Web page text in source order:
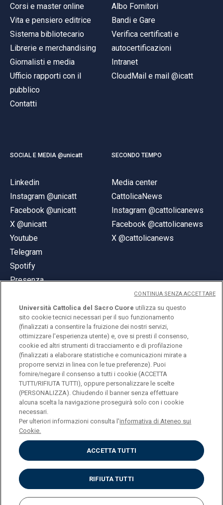
Corsi e master online
Vita e pensiero editrice
Sistema bibliotecario
Librerie e merchandising
Giornalisti e media
Ufficio rapporti con il
pubblico
Contatti
Albo Fornitori
Bandi e Gare
Verifica certificati e
autocertificazioni
Intranet
CloudMail e mail @icatt
SOCIAL E MEDIA @unicatt
Linkedin
Instagram @unicatt
Facebook @unicatt
X @unicatt
Youtube
Telegram
Spotify
Presenza
SECONDO TEMPO
Media center
CattolicaNews
Instagram @cattolicanews
Facebook @cattolicanews
X @cattolicanews
© Università Cattolica del Sacro Cuore
Largo A. Gemelli 1, 20123 Milano
PI 02133120150
ENGLISH
Privacy
Accessibilità
Cookies
Impostazione Cookies
Università Cattolica del Sacro Cuore utilizza su questo
sito cookie tecnici necessari per il suo funzionamento
(finalizzati a consentire la fruizione dei nostri servizi,
ottimizzare l'esperienza utente) e, ove si presti il consenso,
cookie ed altri strumenti di tracciamento e di profilazione
(finalizzati a elaborare statistiche e comunicazioni mirate a
proporre servizi in linea con le tue preferenze). Puoi
fornire/negare il consenso a tutti i cookie (ACCETTA
TUTTI/RIFIUTA TUTTI), oppure personalizzare le scelte
(PERSONALIZZA). Chiudendo il banner senza effettuare
alcuna scelta la navigazione proseguirà solo con i cookie
necessari.
Per ulteriori informazioni consulta l'informativa di Ateneo sui
Cookie.
ACCETTA TUTTI
RIFIUTA TUTTI
CONTINUA SENZA ACCETTARE